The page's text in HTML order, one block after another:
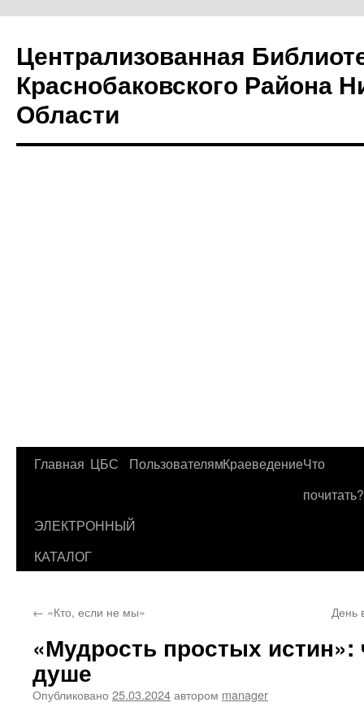
Централизованная
Краснобаковского Района
Области
Перейти
содержимому
Главная ЦБС ПользователямКраеведениеЧто
почитать?
ЭЛЕКТРОННЫЙ
КАТАЛОГ
← «Кто, если не мы» День
«Мудрость простых истин»:
душе
Опубликовано 25.03.2024автором manager